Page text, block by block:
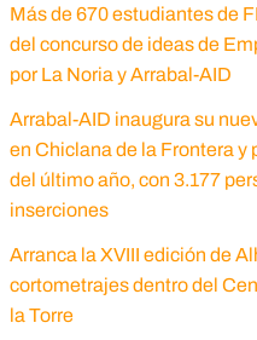
Más de 670 estudiantes de
del concurso de ideas de
por La Noria y Arrabal-AID
Arrabal-AID inaugura su
en Chiclana de la Frontera y
del último año, con 3.177
inserciones
Arranca la XVIII edición de
cortometrajes dentro del
la Torre